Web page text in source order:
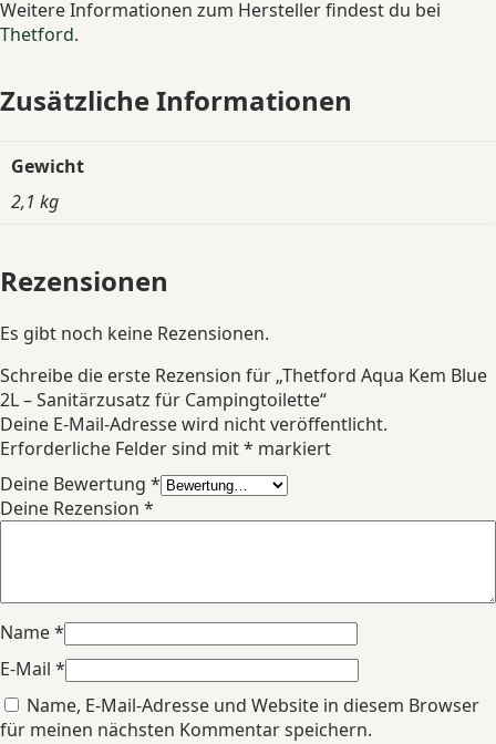
Weitere Informationen zum Hersteller findest du bei
Thetford.
Zusätzliche Informationen
Gewicht
2,1 kg
Rezensionen
Es gibt noch keine Rezensionen.
Schreibe die erste Rezension für „Thetford Aqua Kem Blue
2L – Sanitärzusatz für Campingtoilette“
Deine E-Mail-Adresse wird nicht veröffentlicht.
Erforderliche Felder sind mit* markiert
Deine Bewertung *
Deine Rezension *
Name*
E-Mail *
Name, E-Mail-Adresse und Website in diesem Browser
für meinen nächsten Kommentar speichern.